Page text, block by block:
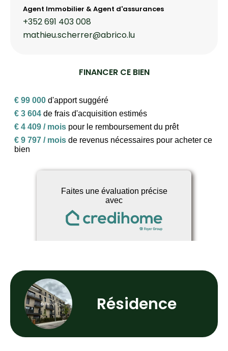
Agent Immobilier & Agent d'assurances
+352 691 403 008
mathieu.scherrer@abrico.lu
FINANCER CE BIEN
Résidence